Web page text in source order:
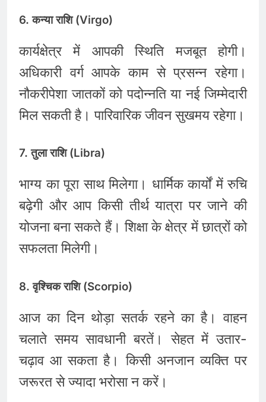
6. कन्या राशि (Virgo)
कार्यक्षेत्र में आपकी स्थिति मजबूत होगी।
अधिकारी वर्ग आपके काम से प्रसन्न रहेगा।
नौकरीपेशा जातकों को पदोन्नति या नई जिम्मेदारी
मिल सकती है। पारिवारिक जीवन सुखमय रहेगा।
7. तुला राशि (Libra)
भाग्य का पूरा साथ मिलेगा। धार्मिक कार्यों में रुचि
बढ़ेगी और आप किसी तीर्थ यात्रा पर जाने की
योजना बना सकते हैं। शिक्षा के क्षेत्र में छात्रों को
सफलता मिलेगी।
8. वृश्चिक राशि (Scorpio)
आज का दिन थोड़ा सतर्क रहने का है। वाहन
चलाते समय सावधानी बरतें। सेहत में उतार-
चढ़ाव आ सकता है। किसी अनजान व्यक्ति पर
जरूरत से ज्यादा भरोसा न करें।